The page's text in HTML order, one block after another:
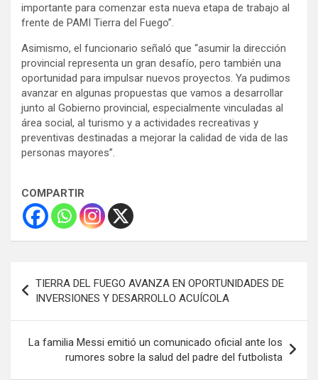
importante para comenzar esta nueva etapa de trabajo al
frente de PAMI Tierra del Fuego”.
Asimismo, el funcionario señaló que “asumir la dirección
provincial representa un gran desafío, pero también una
oportunidad para impulsar nuevos proyectos. Ya pudimos
avanzar en algunas propuestas que vamos a desarrollar
junto al Gobierno provincial, especialmente vinculadas al
área social, al turismo y a actividades recreativas y
preventivas destinadas a mejorar la calidad de vida de las
personas mayores”.
COMPARTIR
de
entradas
TIERRA DEL FUEGO AVANZA EN OPORTUNIDADES DE
INVERSIONES Y DESARROLLO ACUÍCOLA
La familia Messi emitió un comunicado oficial ante los
rumores sobre la salud del padre del futbolista